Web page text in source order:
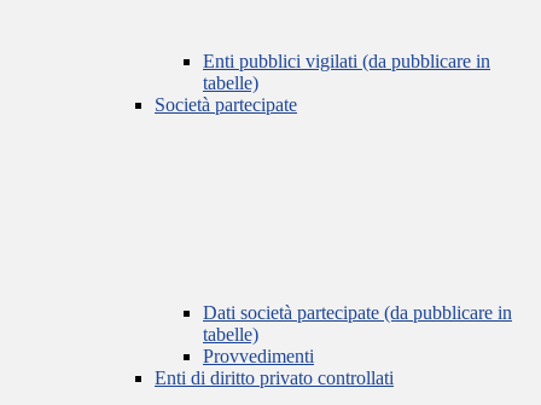
Enti pubblici vigilati (da pubblicare in
tabelle)
Società partecipate
Dati società partecipate (da pubblicare in
tabelle)
Provvedimenti
Enti di diritto privato controllati